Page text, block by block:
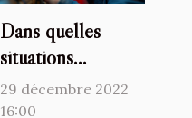
Dans quelles
situations
consulter le
plombier
29 décembre 2022
16:00